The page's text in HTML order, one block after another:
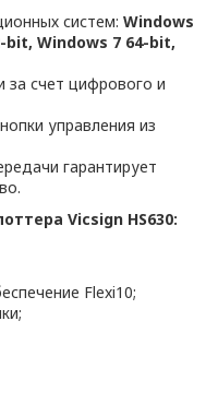
систем: Windows
bit, Windows 7 64-bit,
за счет цифрового и
управления из
гарантирует
Vicsign HS630:
Flexi10;